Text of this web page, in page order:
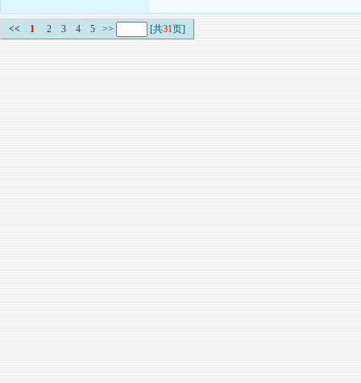
<< 1 2 3 4 5 >> [共31页]